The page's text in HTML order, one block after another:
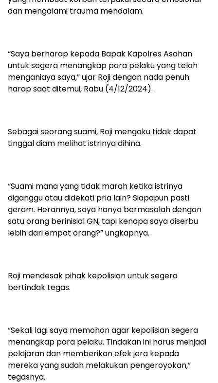
dan mengalami trauma mendalam.
“Saya berharap kepada Bapak Kapolres Asahan
untuk segera menangkap para pelaku yang telah
menganiaya saya,” ujar Roji dengan nada penuh
harap saat ditemui, Rabu (4/12/2024).
Sebagai seorang suami, Roji mengaku tidak dapat
tinggal diam melihat istrinya dihina.
“Suami mana yang tidak marah ketika istrinya
diganggu atau didekati pria lain? Siapapun pasti
geram. Herannya, saya hanya bermasalah dengan
satu orang berinisial GN, tapi kenapa saya diserbu
lebih dari empat orang?” ungkapnya.
Roji mendesak pihak kepolisian untuk segera
bertindak tegas.
“Sekali lagi saya memohon agar kepolisian segera
menangkap para pelaku. Tindakan ini harus menjadi
pelajaran dan memberikan efek jera kepada
mereka yang sudah melakukan pengeroyokan,”
tegasnya.